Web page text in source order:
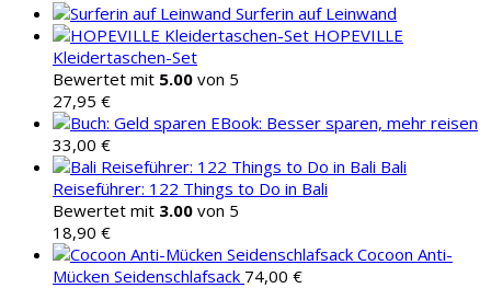
Surferin auf Leinwand
HOPEVILLE
Kleidertaschen-Set
Bewertet mit 5.00 von 5
27,95 €
EBook: Besser sparen, mehr reisen
33,00 €
Bali
Reiseführer: 122 Things to Do in Bali
Bewertet mit 3.00 von 5
18,90 €
Cocoon Anti-
Mücken Seidenschlafsack 74,00 €